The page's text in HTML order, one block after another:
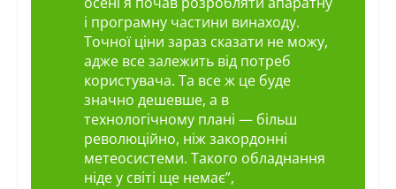
і програмну частини винаходу.
Точної ціни зараз сказати не можу,
адже все залежить від потреб
користувача. Та все ж це буде
значно дешевше, а в
технологічному плані — більш
революційно, ніж закордонні
метеосистеми. Такого обладнання
ніде у світі ще немає”,